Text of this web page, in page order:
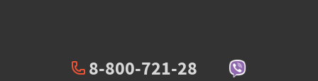
8-800-721-28